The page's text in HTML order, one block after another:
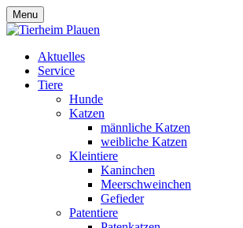
Menu
Aktuelles
Service
Tiere
Hunde
Katzen
männliche Katzen
weibliche Katzen
Kleintiere
Kaninchen
Meerschweinchen
Gefieder
Patentiere